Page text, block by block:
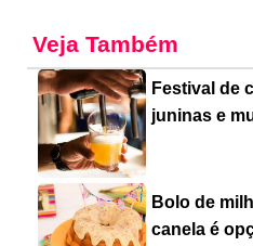
Veja Também
Festival de
juninas e
Bolo de
canela é